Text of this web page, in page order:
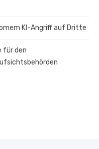
KI-Angriff auf Dritte
für den